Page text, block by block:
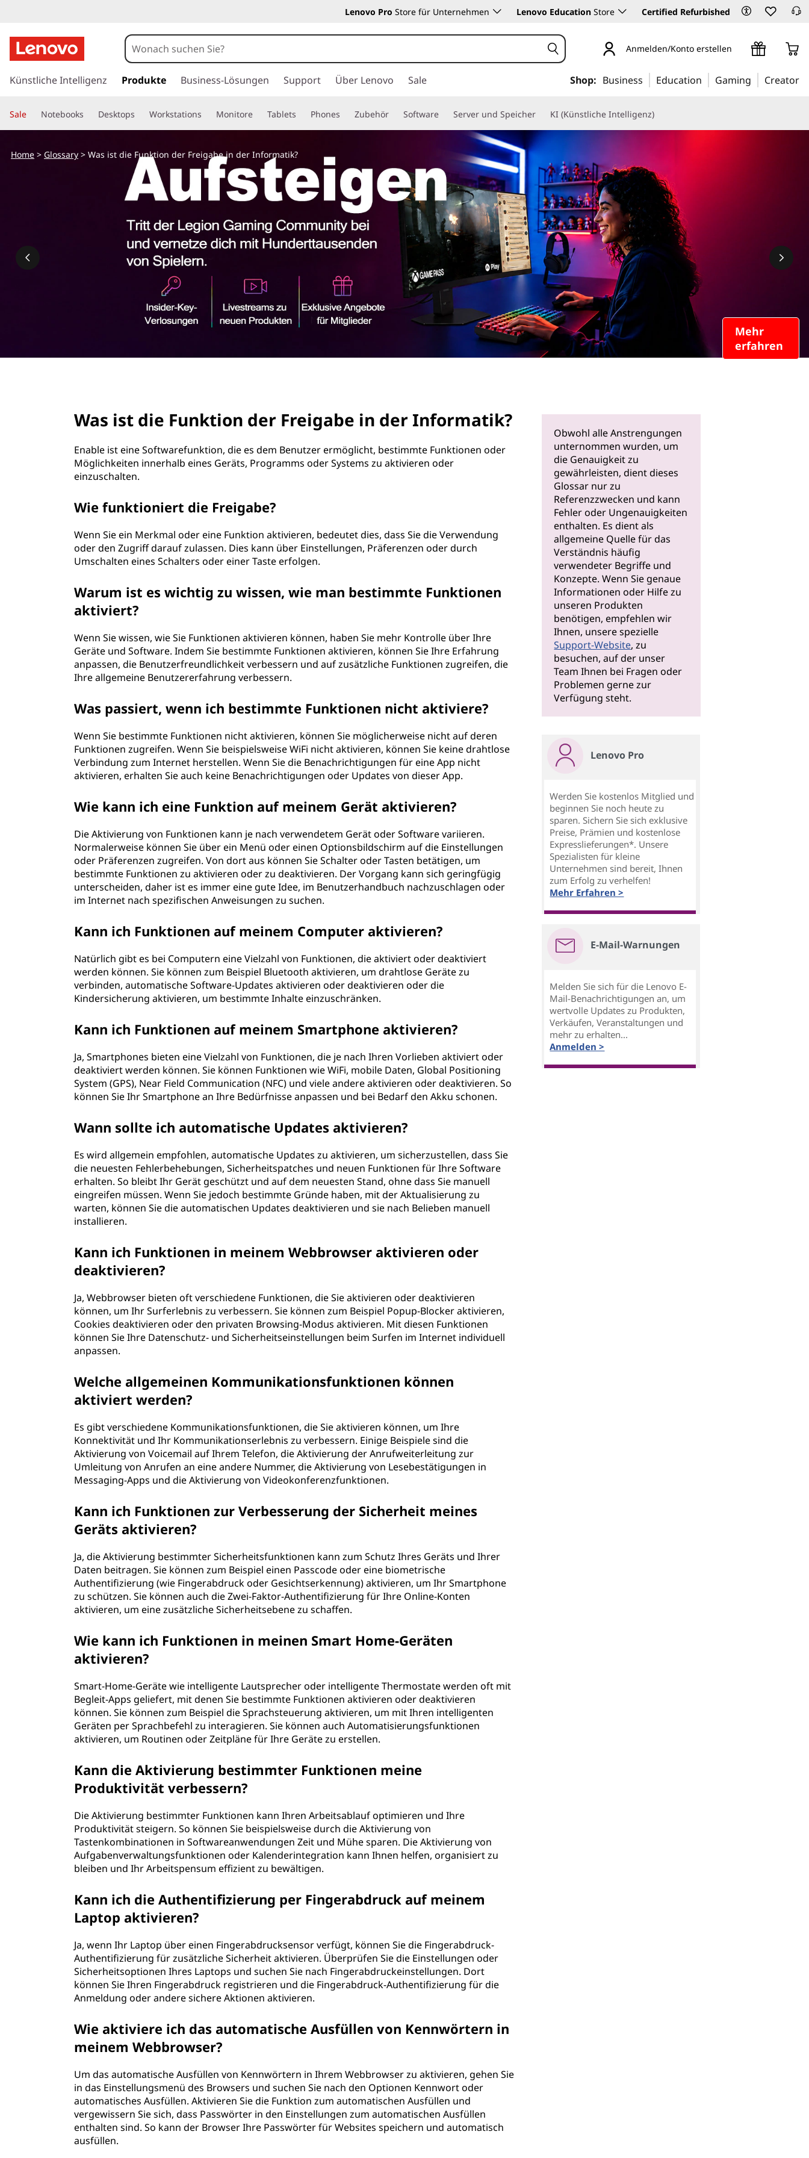
Lenovo Pro Store für Unternehmen Lenovo Education Store Certified Refurbished
u
a
u
t
Anmelden/Konto erstellen
Künstliche Intelligenz Produkte Business-Lösungen Support Über Lenovo Sale Shop: Business Education Gaming Creator
Sale Notebooks Desktops Workstations Monitore Tablets Phones Zubehör Software Server und Speicher KI (Künstliche Intelligenz)
Mehr
erfahren
Home > Glossary > Was ist die Funktion der Freigabe in der Informatik?
Was ist die Funktion der Freigabe in der Informatik?
Enable ist eine Softwarefunktion, die es dem Benutzer ermöglicht, bestimmte Funktionen oder
Möglichkeiten innerhalb eines Geräts, Programms oder Systems zu aktivieren oder
einzuschalten.
Wie funktioniert die Freigabe?
Wenn Sie ein Merkmal oder eine Funktion aktivieren, bedeutet dies, dass Sie die Verwendung
oder den Zugriff darauf zulassen. Dies kann über Einstellungen, Präferenzen oder durch
Umschalten eines Schalters oder einer Taste erfolgen.
Warum ist es wichtig zu wissen, wie man bestimmte Funktionen
aktiviert?
Wenn Sie wissen, wie Sie Funktionen aktivieren können, haben Sie mehr Kontrolle über Ihre
Geräte und Software. Indem Sie bestimmte Funktionen aktivieren, können Sie Ihre Erfahrung
anpassen, die Benutzerfreundlichkeit verbessern und auf zusätzliche Funktionen zugreifen, die
Ihre allgemeine Benutzererfahrung verbessern.
Was passiert, wenn ich bestimmte Funktionen nicht aktiviere?
Wenn Sie bestimmte Funktionen nicht aktivieren, können Sie möglicherweise nicht auf deren
Funktionen zugreifen. Wenn Sie beispielsweise WiFi nicht aktivieren, können Sie keine drahtlose
Verbindung zum Internet herstellen. Wenn Sie die Benachrichtigungen für eine App nicht
aktivieren, erhalten Sie auch keine Benachrichtigungen oder Updates von dieser App.
Wie kann ich eine Funktion auf meinem Gerät aktivieren?
Die Aktivierung von Funktionen kann je nach verwendetem Gerät oder Software variieren.
Normalerweise können Sie über ein Menü oder einen Optionsbildschirm auf die Einstellungen
oder Präferenzen zugreifen. Von dort aus können Sie Schalter oder Tasten betätigen, um
bestimmte Funktionen zu aktivieren oder zu deaktivieren. Der Vorgang kann sich geringfügig
unterscheiden, daher ist es immer eine gute Idee, im Benutzerhandbuch nachzuschlagen oder
im Internet nach spezifischen Anweisungen zu suchen.
Kann ich Funktionen auf meinem Computer aktivieren?
Natürlich gibt es bei Computern eine Vielzahl von Funktionen, die aktiviert oder deaktiviert
werden können. Sie können zum Beispiel Bluetooth aktivieren, um drahtlose Geräte zu
verbinden, automatische Software-Updates aktivieren oder deaktivieren oder die
Kindersicherung aktivieren, um bestimmte Inhalte einzuschränken.
Kann ich Funktionen auf meinem Smartphone aktivieren?
Ja, Smartphones bieten eine Vielzahl von Funktionen, die je nach Ihren Vorlieben aktiviert oder
deaktiviert werden können. Sie können Funktionen wie WiFi, mobile Daten, Global Positioning
System (GPS), Near Field Communication (NFC) und viele andere aktivieren oder deaktivieren. So
können Sie Ihr Smartphone an Ihre Bedürfnisse anpassen und bei Bedarf den Akku schonen.
Wann sollte ich automatische Updates aktivieren?
Es wird allgemein empfohlen, automatische Updates zu aktivieren, um sicherzustellen, dass Sie
die neuesten Fehlerbehebungen, Sicherheitspatches und neuen Funktionen für Ihre Software
erhalten. So bleibt Ihr Gerät geschützt und auf dem neuesten Stand, ohne dass Sie manuell
eingreifen müssen. Wenn Sie jedoch bestimmte Gründe haben, mit der Aktualisierung zu
warten, können Sie die automatischen Updates deaktivieren und sie nach Belieben manuell
installieren.
Kann ich Funktionen in meinem Webbrowser aktivieren oder
deaktivieren?
Ja, Webbrowser bieten oft verschiedene Funktionen, die Sie aktivieren oder deaktivieren
können, um Ihr Surferlebnis zu verbessern. Sie können zum Beispiel Popup-Blocker aktivieren,
Cookies deaktivieren oder den privaten Browsing-Modus aktivieren. Mit diesen Funktionen
können Sie Ihre Datenschutz- und Sicherheitseinstellungen beim Surfen im Internet individuell
anpassen.
Welche allgemeinen Kommunikationsfunktionen können
aktiviert werden?
Es gibt verschiedene Kommunikationsfunktionen, die Sie aktivieren können, um Ihre
Konnektivität und Ihr Kommunikationserlebnis zu verbessern. Einige Beispiele sind die
Aktivierung von Voicemail auf Ihrem Telefon, die Aktivierung der Anrufweiterleitung zur
Umleitung von Anrufen an eine andere Nummer, die Aktivierung von Lesebestätigungen in
Messaging-Apps und die Aktivierung von Videokonferenzfunktionen.
Kann ich Funktionen zur Verbesserung der Sicherheit meines
Geräts aktivieren?
Ja, die Aktivierung bestimmter Sicherheitsfunktionen kann zum Schutz Ihres Geräts und Ihrer
Daten beitragen. Sie können zum Beispiel einen Passcode oder eine biometrische
Authentifizierung (wie Fingerabdruck oder Gesichtserkennung) aktivieren, um Ihr Smartphone
zu schützen. Sie können auch die Zwei-Faktor-Authentifizierung für Ihre Online-Konten
aktivieren, um eine zusätzliche Sicherheitsebene zu schaffen.
Wie kann ich Funktionen in meinen Smart Home-Geräten
aktivieren?
Smart-Home-Geräte wie intelligente Lautsprecher oder intelligente Thermostate werden oft mit
Begleit-Apps geliefert, mit denen Sie bestimmte Funktionen aktivieren oder deaktivieren
können. Sie können zum Beispiel die Sprachsteuerung aktivieren, um mit Ihren intelligenten
Geräten per Sprachbefehl zu interagieren. Sie können auch Automatisierungsfunktionen
aktivieren, um Routinen oder Zeitpläne für Ihre Geräte zu erstellen.
Kann die Aktivierung bestimmter Funktionen meine
Produktivität verbessern?
Die Aktivierung bestimmter Funktionen kann Ihren Arbeitsablauf optimieren und Ihre
Produktivität steigern. So können Sie beispielsweise durch die Aktivierung von
Tastenkombinationen in Softwareanwendungen Zeit und Mühe sparen. Die Aktivierung von
Aufgabenverwaltungsfunktionen oder Kalenderintegration kann Ihnen helfen, organisiert zu
bleiben und Ihr Arbeitspensum effizient zu bewältigen.
Kann ich die Authentifizierung per Fingerabdruck auf meinem
Laptop aktivieren?
Ja, wenn Ihr Laptop über einen Fingerabdrucksensor verfügt, können Sie die Fingerabdruck-
Authentifizierung für zusätzliche Sicherheit aktivieren. Überprüfen Sie die Einstellungen oder
Sicherheitsoptionen Ihres Laptops und suchen Sie nach Fingerabdruckeinstellungen. Dort
können Sie Ihren Fingerabdruck registrieren und die Fingerabdruck-Authentifizierung für die
Anmeldung oder andere sichere Aktionen aktivieren.
Wie aktiviere ich das automatische Ausfüllen von Kennwörtern in
meinem Webbrowser?
Um das automatische Ausfüllen von Kennwörtern in Ihrem Webbrowser zu aktivieren, gehen Sie
in das Einstellungsmenü des Browsers und suchen Sie nach den Optionen Kennwort oder
automatisches Ausfüllen. Aktivieren Sie die Funktion zum automatischen Ausfüllen und
vergewissern Sie sich, dass Passwörter in den Einstellungen zum automatischen Ausfüllen
enthalten sind. So kann der Browser Ihre Passwörter für Websites speichern und automatisch
ausfüllen.
Obwohl alle Anstrengungen
unternommen wurden, um
die Genauigkeit zu
gewährleisten, dient dieses
Glossar nur zu
Referenzzwecken und kann
Fehler oder Ungenauigkeiten
enthalten. Es dient als
allgemeine Quelle für das
Verständnis häufig
verwendeter Begriffe und
Konzepte. Wenn Sie genaue
Informationen oder Hilfe zu
unseren Produkten
benötigen, empfehlen wir
Ihnen, unsere spezielle
Support-Website, zu
besuchen, auf der unser
Team Ihnen bei Fragen oder
Problemen gerne zur
Verfügung steht.
Lenovo Pro
Werden Sie kostenlos Mitglied und
beginnen Sie noch heute zu
sparen. Sichern Sie sich exklusive
Preise, Prämien und kostenlose
Expresslieferungen*. Unsere
Spezialisten für kleine
Unternehmen sind bereit, Ihnen
zum Erfolg zu verhelfen!
Mehr Erfahren >
E-Mail-Warnungen
Melden Sie sich für die Lenovo E-
Mail-Benachrichtigungen an, um
wertvolle Updates zu Produkten,
Verkäufen, Veranstaltungen und
mehr zu erhalten...
Anmelden >